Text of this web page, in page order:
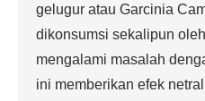
gelugur atau Garcinia
dikonsumsi sekalipun
mengalami masalah
ini memberikan efek